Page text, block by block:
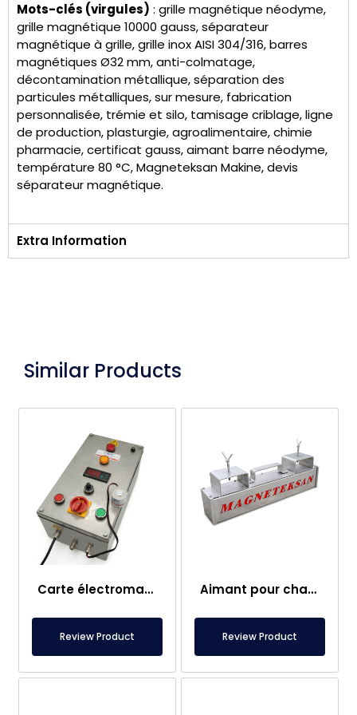
Mots-clés (virgules) : grille magnétique néodyme,
grille magnétique 10000 gauss, séparateur
magnétique à grille, grille inox AISI 304/316, barres
magnétiques Ø32 mm, anti-colmatage,
décontamination métallique, séparation des
particules métalliques, sur mesure, fabrication
personnalisée, trémie et silo, tamisage criblage, ligne
de production, plasturgie, agroalimentaire, chimie
pharmacie, certificat gauss, aimant barre néodyme,
température 80 °C, Magneteksan Makine, devis
séparateur magnétique.
Extra Information
Similar Products
Carte électromagnétique
Review Product
Aimant pour chariot élévateur – Entièrement en inox – Distance effective de 10 cm – Libération facile avec poignée
Review Product